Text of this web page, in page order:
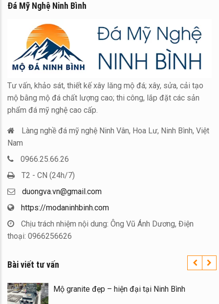
Đá Mỹ Nghệ Ninh Bình
Tư vấn, khảo sát, thiết kế xây lăng mộ đá; xây, sửa, cải tạo
mộ bằng mộ đá chất lượng cao; thi công, lắp đặt các sản
phẩm đá mỹ nghệ cao cấp.
Làng nghề đá mỹ nghệ Ninh Vân, Hoa Lư, Ninh Bình, Việt
Nam
0966.25.66.26
T2 - CN (24h/7)
duongva.vn@gmail.com
https://modaninhbinh.com
Chịu trách nhiệm nội dung: Ông Vũ Ánh Dương, Điện
thoại: 0966256626
Bài viết tư vấn
Mộ granite đẹp – hiện đại tại Ninh Bình